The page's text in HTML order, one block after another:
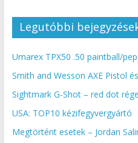
Legutóbbi
Umarex TPX50 .50 paintball/
Smith and Wesson AXE Pistol
Sightmark G-Shot – red dot
USA: TOP10 kézifegyvergyártó
Megtörtént esetek – Jordan